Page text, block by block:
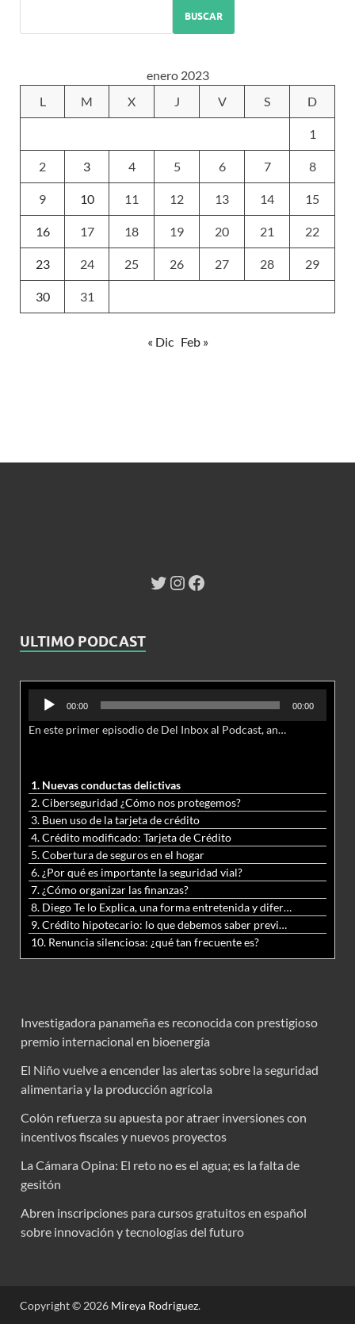
BUSCAR
enero 2023
L
M X J V S D
1
2 3 4 5 6 7 8
9 10 11 12 13 14 15
16 17 18 19 20 21 22
23 24 25 26 27 28 29
30 31
« Dic Feb »
ULTIMO PODCAST
Reproductor
audio
00:00 00:00
En este primer episodio de Del Inbox al Podcast, analizamos junto al abogado Jonathan Brown las nuevas conductas delictivas cibernéticas y la necesidad de hacer modificaciones al Código Penal.
1. Nuevas conductas delictivas
2. Ciberseguridad ¿Cómo nos protegemos?
3. Buen uso de la tarjeta de crédito
4. Crédito modificado: Tarjeta de Crédito
5. Cobertura de seguros en el hogar
6. ¿Por qué es importante la seguridad vial?
7. ¿Cómo organizar las finanzas?
8. Diego Te lo Explica, una forma entretenida y diferente de aprender matemáticas y ciencias
9. Crédito hipotecario: lo que debemos saber previo a adquirir nuestra vivienda
10. Renuncia silenciosa: ¿qué tan frecuente es?
Investigadora panameña es reconocida con prestigioso
premio internacional en bioenergía
El Niño vuelve a encender las alertas sobre la seguridad
alimentaria y la producción agrícola
Colón refuerza su apuesta por atraer inversiones con
incentivos fiscales y nuevos proyectos
La Cámara Opina: El reto no es el agua; es la falta de
gesitón
Abren inscripciones para cursos gratuitos en español
sobre innovación y tecnologías del futuro
Copyright © 2026 Mireya Rodriguez.